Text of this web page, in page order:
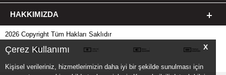
X
Çerez Kullanımı
Kişisel verileriniz, hizmetlerimizin daha iyi bir şekilde sunulması için
HAKKIMIZDA
2026 Copyright Tüm Hakları Saklıdır